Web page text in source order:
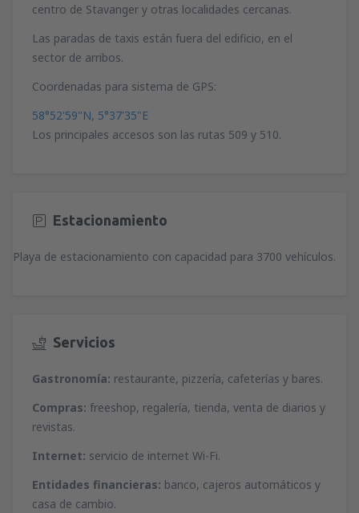
centro de Stavanger y otras localidades cercanas.
Las paradas de taxis están fuera del edificio, en el
sector de arribos.
Coordenadas para sistema de GPS:
58°52'59"N, 5°37'35"E
Los principales accesos son las rutas 509 y 510.
Estacionamiento
Playa de estacionamiento con capacidad para 3700 vehículos.
Servicios
Gastronomía: restaurante, pizzería, cafeterías y bares.
Compras: freeshop, regalería, tienda, venta de diarios y
revistas.
Internet: servicio de internet Wi-Fi.
Entidades financieras: banco, cajeros automáticos y
casa de cambio.